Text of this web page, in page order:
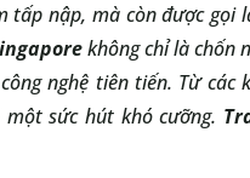
nập, mà còn được gọi
không chỉ là chốn
nghệ tiên tiến. Từ các
sức hút khó cưỡng.